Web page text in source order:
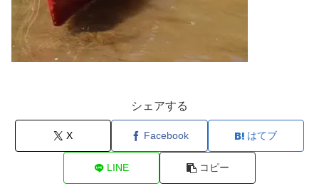
シェアする
X Facebook はてブ
LINE コピー